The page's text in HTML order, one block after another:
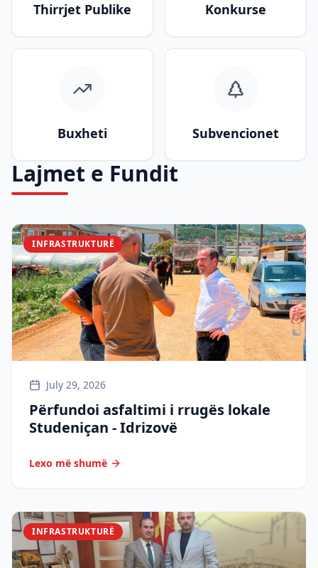
Thirrjet Publike Konkurse
Buxheti Subvencionet
Lajmet e Fundit
INFRASTRUKTURË
July 29, 2026
Përfundoi asfaltimi i rrugës lokale
Studeniçan - Idrizovë
Lexo më shumë
INFRASTRUKTURË